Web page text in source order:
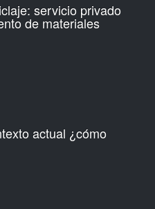
servicio privado
de materiales
actual ¿cómo